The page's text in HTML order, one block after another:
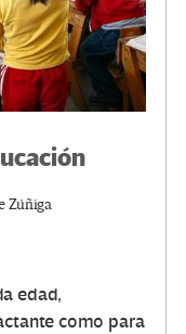
Zúñiga
edad,
como para